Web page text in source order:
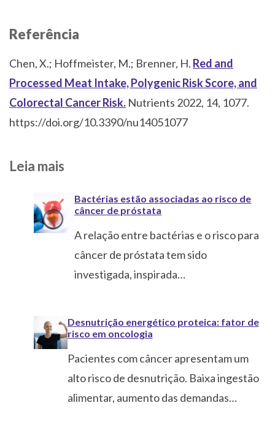
Referência
Chen, X.; Hoffmeister, M.; Brenner, H. Red and
Processed Meat Intake, Polygenic Risk Score, and
Colorectal Cancer Risk. Nutrients 2022, 14, 1077.
https://doi.org/10.3390/nu14051077
Leia mais
Bactérias estão associadas ao risco de
câncer de próstata
A relação entre bactérias e o risco para
câncer de próstata tem sido
investigada, inspirada…
Desnutrição energético proteica: fator de
risco em oncologia
Pacientes com câncer apresentam um
alto risco de desnutrição. Baixa ingestão
alimentar, aumento das demandas…